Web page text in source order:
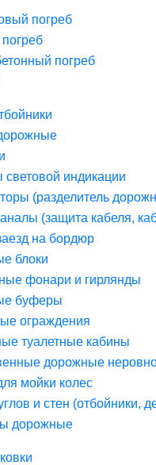
погреб
погреб
индикации
(разделитель
(защита кабеля,
на бордюр
блоки
фонари и гирлянды
буферы
ограждения
туалетные кабины
дорожные
мойки колес
и стен (отбойники,
дорожные